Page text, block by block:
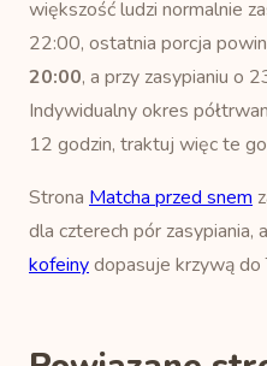
większość ludzi normalnie
22:00, ostatnia porcja
20:00, a przy zasypianiu o
Indywidualny okres
12 godzin, traktuj więc te
Strona Matcha przed snem
dla czterech pór zasypiania, a
kofeinydopasuje krzywą